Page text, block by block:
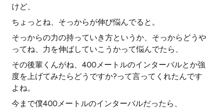
けど、
ちょっとね、そっからが伸び悩んでると。
そっからの力の持っていき方というか、そっからどうや
ってね、力を伸ばしていこうかって悩んでたら、
その後輩くんがね、400メートルのインターバルとか強
度を上げてみたらどうですか?って言ってくれたんです
よね。
今まで僕400メートルのインターバルだったら、